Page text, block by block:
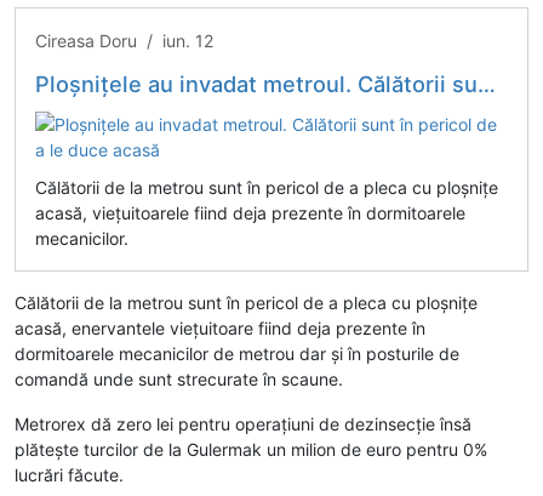
Cireasa Doru / iun. 12
Ploșnițele au invadat metroul. Călătorii sunt în pericol de a le duce acasă
Călătorii de la metrou sunt în pericol de a pleca cu ploșnițe
acasă, viețuitoarele fiind deja prezente în dormitoarele
mecanicilor.
Călătorii de la metrou sunt în pericol de a pleca cu ploșnițe
acasă, enervantele viețuitoare fiind deja prezente în
dormitoarele mecanicilor de metrou dar și în posturile de
comandă unde sunt strecurate în scaune.
Metrorex dă zero lei pentru operațiuni de dezinsecție însă
plătește turcilor de la Gulermak un milion de euro pentru 0%
lucrări făcute.